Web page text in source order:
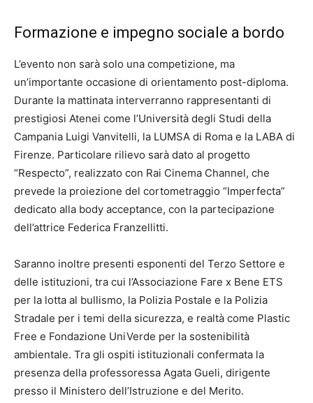
Formazione e impegno sociale a bordo
L’evento non sarà solo una competizione, ma
un’importante occasione di orientamento post-diploma.
Durante la mattinata interverranno rappresentanti di
prestigiosi Atenei come l’Università degli Studi della
Campania Luigi Vanvitelli, la LUMSA di Roma e la LABA di
Firenze. Particolare rilievo sarà dato al progetto
“Respecto”, realizzato con Rai Cinema Channel, che
prevede la proiezione del cortometraggio “Imperfecta”
dedicato alla body acceptance, con la partecipazione
dell’attrice Federica Franzellitti.
Saranno inoltre presenti esponenti del Terzo Settore e
delle istituzioni, tra cui l’Associazione Fare x Bene ETS
per la lotta al bullismo, la Polizia Postale e la Polizia
Stradale per i temi della sicurezza, e realtà come Plastic
Free e Fondazione UniVerde per la sostenibilità
ambientale. Tra gli ospiti istituzionali confermata la
presenza della professoressa Agata Gueli, dirigente
presso il Ministero dell’Istruzione e del Merito.